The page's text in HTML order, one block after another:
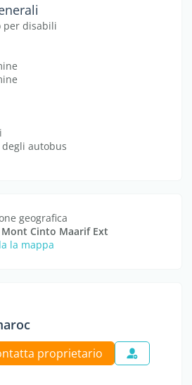
per disabili
autobus
geografica
Mont Cinto Maarif Ext
la mappa
proprietario